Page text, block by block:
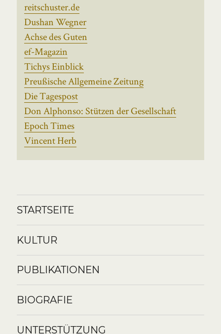
reitschuster.de
Dushan Wegner
Achse des Guten
ef-Magazin
Tichys Einblick
Preußische Allgemeine Zeitung
Die Tagespost
Don Alphonso: Stützen der Gesellschaft
Epoch Times
Vincent Herb
STARTSEITE
KULTUR
PUBLIKATIONEN
BIOGRAFIE
UNTERSTÜTZUNG